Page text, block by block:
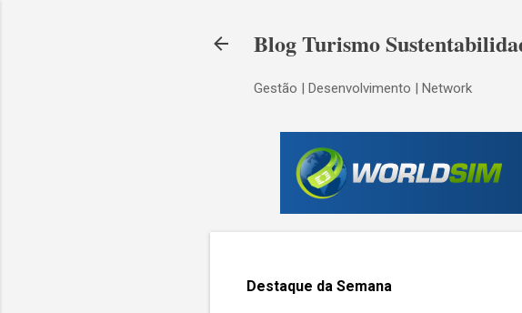
Blog Turismo
Gestão | Desenvolvimento | Network
Destaque da Semana